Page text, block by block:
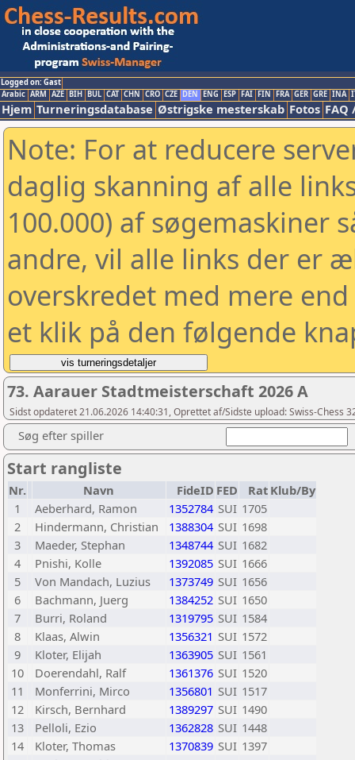
Logged on: Gast
Arabic ARM AZE BIH BUL CAT CHN CRO CZE DEN ENG ESP FAI FIN FRA GER GRE INA
Hjem Turneringsdatabase Østrigske mesterskab Fotos FAQ
Note: For at reducere
daglig skanning af alle
100.000) af søgemaskiner
andre, vil alle links der er
overskredet med mere
et klik på den følgende
73. Aarauer Stadtmeisterschaft 2026 A
Sidst opdateret 21.06.2026 14:40:31, Oprettet af/Sidste upload: Swiss-Chess
Søg efter spiller
Start rangliste
Nr. Navn FideID FED Rat Klub/By
1
Aeberhard, Ramon 1352784 SUI 1705
2
Hindermann, Christian 1388304 SUI 1698
3
Maeder, Stephan 1348744 SUI 1682
4
Pnishi, Kolle 1392085 SUI 1666
5
Von Mandach, Luzius 1373749 SUI 1656
6
Bachmann, Juerg 1384252 SUI 1650
7
Burri, Roland 1319795 SUI 1584
8
Klaas, Alwin 1356321 SUI 1572
9
Kloter, Elijah 1363905 SUI 1561
10
Doerendahl, Ralf 1361376 SUI 1520
11
Monferrini, Mirco 1356801 SUI 1517
12
Kirsch, Bernhard 1389297 SUI 1490
13
Pelloli, Ezio 1362828 SUI 1448
14
Kloter, Thomas 1370839 SUI 1397